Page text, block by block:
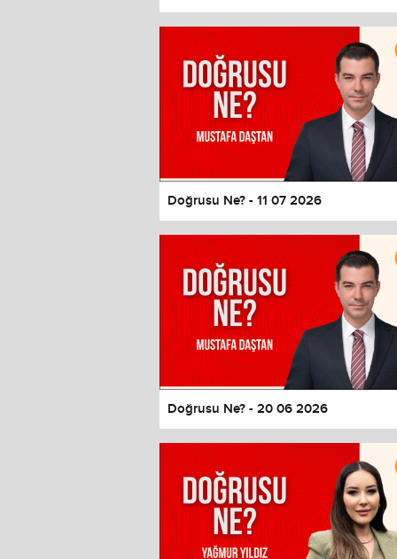
Color
Window
Color
Transparency
Font Size
Text Edge Style
Font Family
Resetrestore all settings to the default
Close Modal Dialog
End of dialog window.
Doğrusu Ne? - 11 07 2026
Doğrusu Ne? - 20 06 2026